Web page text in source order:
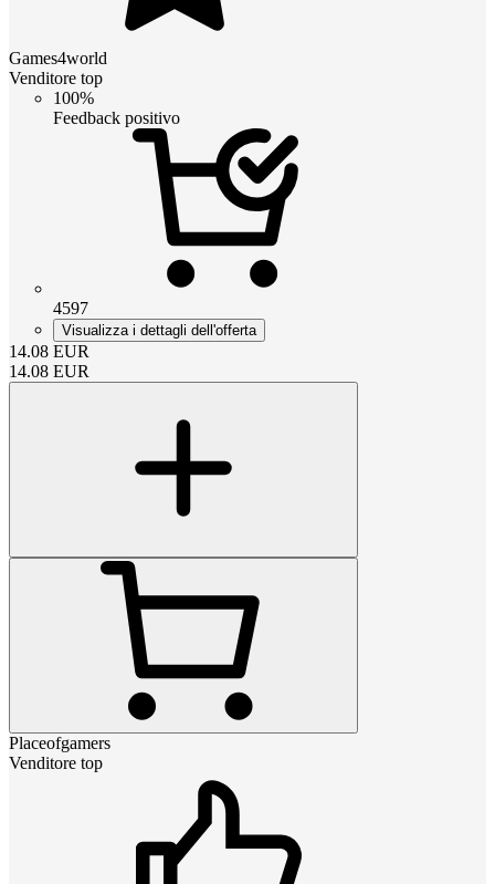
Games4world
Venditore top
100%
Feedback positivo
4597
Visualizza i dettagli dell'offerta
14.08 EUR
14.08 EUR
Placeofgamers
Venditore top